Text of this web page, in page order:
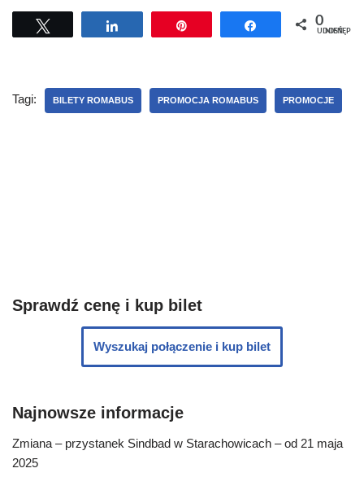
Udostępnij Udostępnij
0
UDOSTĘPNIEŃ
Tagi: BILETY ROMABUS PROMOCJA ROMABUS PROMOCJE
Sprawdź cenę i kup bilet
Wyszukaj połączenie i kup bilet
Najnowsze informacje
Zmiana – przystanek Sindbad w Starachowicach – od 21 maja
2025